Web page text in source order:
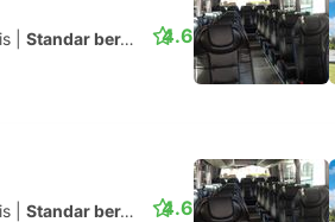
Standar berAC 4.6
Standar berAC 4.6